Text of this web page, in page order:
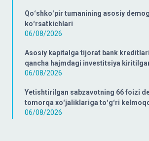
Qoʻshkoʻpir tumanining asosiy
koʻrsatkichlari
06/08/2026
Asosiy kapitalga tijorat bank
qancha hajmdagi investitsiya
06/08/2026
Yetishtirilgan sabzavotning 66 foizi
tomorqa xoʻjaliklariga toʻgʻri
06/08/2026